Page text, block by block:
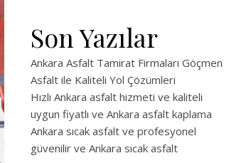
Son Yazılar
Ankara Asfalt Tamirat Firmaları Göçmen
Asfalt ile Kaliteli Yol Çözümleri
Hızlı Ankara asfalt hizmeti ve kaliteli
uygun fiyatlı ve Ankara asfalt kaplama
Ankara sıcak asfalt ve profesyonel
güvenilir ve Ankara sıcak asfalt